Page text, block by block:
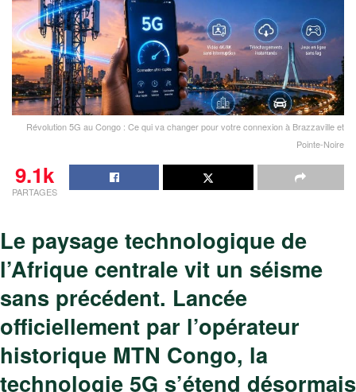
Révolution 5G au Congo : Ce qui va changer pour votre connexion à Brazzaville et
Pointe-Noire
9.1k
PARTAGES
Le paysage technologique de
l’Afrique centrale vit un séisme
sans précédent. Lancée
officiellement par l’opérateur
historique MTN Congo, la
technologie 5G s’étend désormais